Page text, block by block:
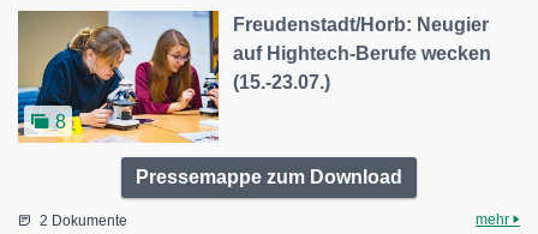
8
Freudenstadt/Horb: Neugier
auf Hightech-Berufe wecken
(15.-23.07.)
Pressemappe zum Download
2 Dokumente mehr